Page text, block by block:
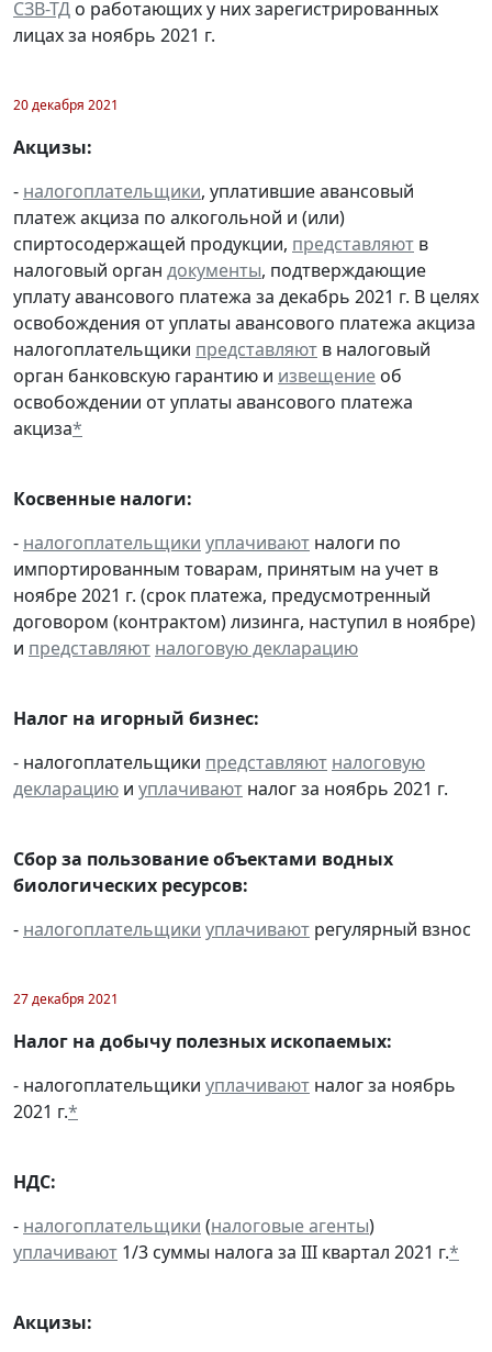
СЗВ-ТД о работающих у них зарегистрированных
лицах за ноябрь 2021 г.
20 декабря 2021
Акцизы:
- налогоплательщики, уплатившие авансовый
платеж акциза по алкогольной и (или)
спиртосодержащей продукции, представляют в
налоговый орган документы, подтверждающие
уплату авансового платежа за декабрь 2021 г. В целях
освобождения от уплаты авансового платежа акциза
налогоплательщики представляют в налоговый
орган банковскую гарантию и извещение об
освобождении от уплаты авансового платежа
акциза*
Косвенные налоги:
- налогоплательщики уплачивают налоги по
импортированным товарам, принятым на учет в
ноябре 2021 г. (срок платежа, предусмотренный
договором (контрактом) лизинга, наступил в ноябре)
и представляют налоговую декларацию
Налог на игорный бизнес:
- налогоплательщики представляют налоговую
декларацию и уплачивают налог за ноябрь 2021 г.
Сбор за пользование объектами водных
биологических ресурсов:
- налогоплательщики уплачивают регулярный взнос
27 декабря 2021
Налог на добычу полезных ископаемых:
- налогоплательщики уплачивают налог за ноябрь
2021 г.*
НДС:
- налогоплательщики (налоговые агенты)
уплачивают 1/3 суммы налога за III квартал 2021 г.*
Акцизы: